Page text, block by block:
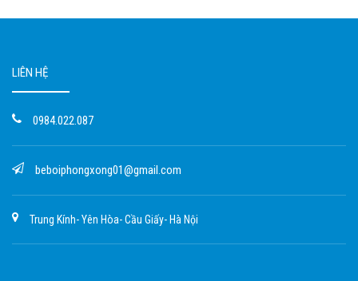
LIÊN HỆ
0984.022.087
beboiphongxong01@gmail.com
Trung Kính- Yên Hòa- Cầu Giấy- Hà Nội